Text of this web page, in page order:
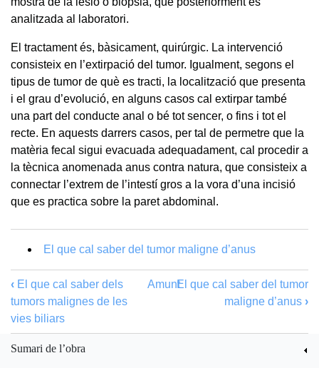
analitzada al laboratori.
El tractament és, bàsicament, quirúrgic. La intervenció
consisteix en l’extirpació del tumor. Igualment, segons el
tipus de tumor de què es tracti, la localització que presenta
i el grau d’evolució, en alguns casos cal extirpar també
una part del conducte anal o bé tot sencer, o fins i tot el
recte. En aquests darrers casos, per tal de permetre que la
matèria fecal sigui evacuada adequadament, cal procedir a
la tècnica anomenada anus contra natura, que consisteix a
connectar l’extrem de l’intestí gros a la vora d’una incisió
que es practica sobre la paret abdominal.
El que cal saber del tumor maligne d’anus
‹ El que cal saber dels
tumors malignes de les
vies biliars
AmuntEl que cal saber del tumor
maligne d’anus ›
Sumari de l’obra